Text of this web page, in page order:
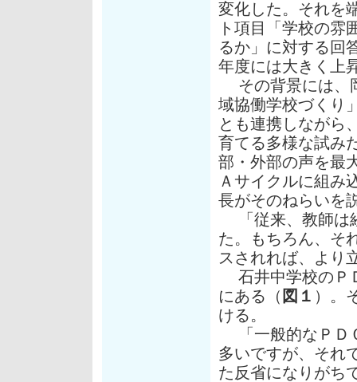
変化した。それを
ト項目「学校の雰
るか」に対する回
年度には大きく上
その背景には、
域協働学校づくり
とも連携しながら
育てる多様な試み
部・外部の声を最
Ａサイクルに組み
長がそのねらいを
「従来、教師は
た。もちろん、そ
スされれば、より
石井中学校のＰ
にある（ 図１ ）。
ける。
「一般的なＰＤ
多いですが、それ
た反省になりがち